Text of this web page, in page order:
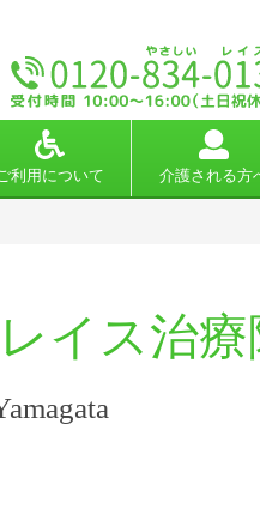
ご利用について 介護される方
イス治療